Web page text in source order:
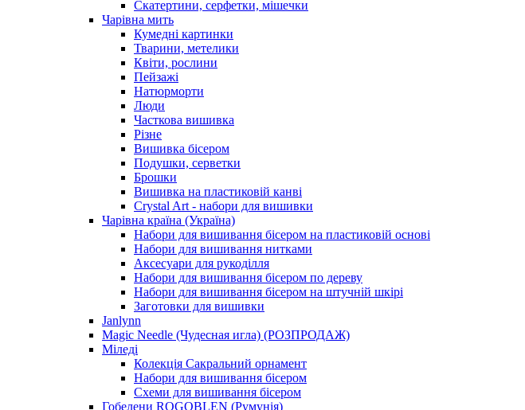
Скатертини, серфетки, мішечки
Чарiвна мить
Кумедні картинки
Тварини, метелики
Квіти, рослини
Пейзажі
Натюрморти
Люди
Часткова вишивка
Різне
Вишивка бісером
Подушки, серветки
Брошки
Вишивка на пластиковій канві
Crystal Art - набори для вишивки
Чарівна країна (Україна)
Набори для вишивання бісером на пластиковій основі
Набори для вишивання нитками
Аксесуари для рукоділля
Набори для вишивання бісером по дереву
Набори для вишивання бісером на штучній шкірі
Заготовки для вишивки
Janlynn
Magic Needle (Чудесная игла) (РОЗПРОДАЖ)
Міледі
Колекція Сакральний орнамент
Набори для вишивання бісером
Схеми для вишивання бісером
Гобелени ROGOBLEN (Румунія)